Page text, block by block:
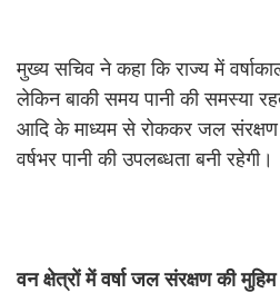
मुख्य सचिव ने कहा कि राज्य में
लेकिन बाकी समय पानी की समस्या
आदि के माध्यम से रोककर जल
वर्षभर पानी की उपलब्धता बनी रहेगी।
वनक्षेत्रोंमेंवर्षाजलसंरक्षणकीमुहिम